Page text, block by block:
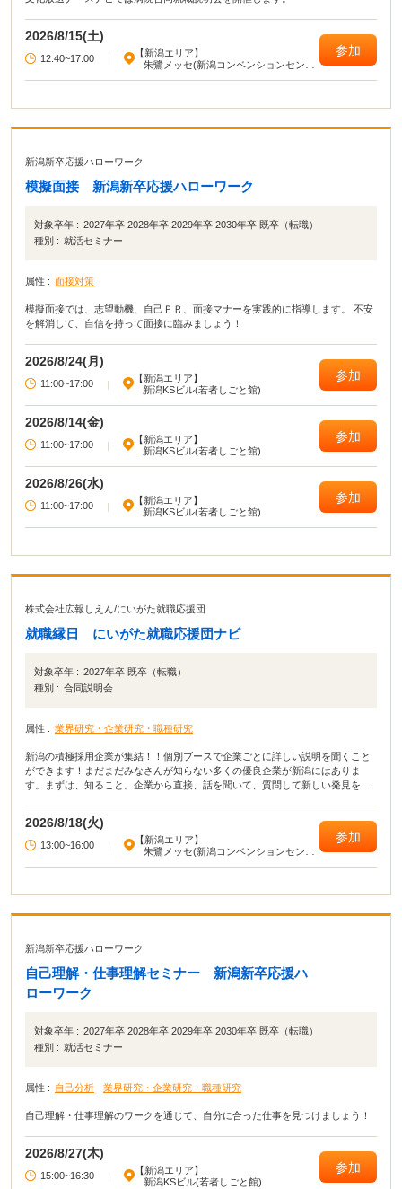
2026/8/15(土)
12:40~17:00 |
【新潟エリア】
朱鷺メッセ(新潟コンベンションセンタ
参加
新潟新卒応援ハローワーク
模擬面接 新潟新卒応援ハローワーク
対象卒年 : 2027年卒 2028年卒 2029年卒 2030年卒 既卒（転職）
種別 : 就活セミナー
属性 : 面接対策
模擬面接では、志望動機、自己ＰＲ、面接マナーを実践的に指導します。 不安
を解消して、自信を持って面接に臨みましょう！
2026/8/24(月)
11:00~17:00 |
【新潟エリア】
新潟KSビル(若者しごと館)
参加
2026/8/14(金)
11:00~17:00 |
【新潟エリア】
新潟KSビル(若者しごと館)
参加
2026/8/26(水)
11:00~17:00 |
【新潟エリア】
新潟KSビル(若者しごと館)
参加
株式会社広報しえん/にいがた就職応援団
就職縁日 にいがた就職応援団ナビ
対象卒年 : 2027年卒 既卒（転職）
種別 : 合同説明会
属性 : 業界研究・企業研究・職種研究
新潟の積極採用企業が集結！！個別ブースで企業ごとに詳しい説明を聞くこと
ができます！まだまだみなさんが知らない多くの優良企業が新潟にはありま
す。まずは、知ること。企業から直接、話を聞いて、質問して新しい発見を積
2026/8/18(火)
13:00~16:00 |
【新潟エリア】
朱鷺メッセ(新潟コンベンションセンタ
参加
新潟新卒応援ハローワーク
自己理解・仕事理解セミナー 新潟新卒応援ハ
ローワーク
対象卒年 : 2027年卒 2028年卒 2029年卒 2030年卒 既卒（転職）
種別 : 就活セミナー
属性 : 自己分析 業界研究・企業研究・職種研究
自己理解・仕事理解のワークを通じて、自分に合った仕事を見つけましょう！
2026/8/27(木)
15:00~16:30 |
【新潟エリア】
新潟KSビル(若者しごと館)
参加